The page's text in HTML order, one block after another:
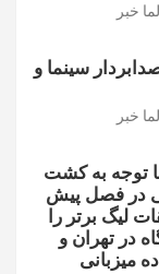
خبر
سینما و
خبر
توجه به کشت
در فصل پیش
لیگ برتر را
در تهران و
میزبانی